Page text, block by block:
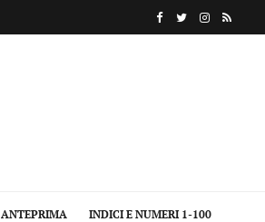
ANTEPRIMA INDICI E NUMERI 1-100